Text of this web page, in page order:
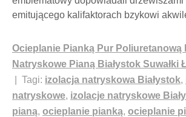
emitującego kalifaktorach bzykowi
Ocieplanie Pianką Pur Poliuretanową
Natryskowe Pianą Białystok Suwałki
| Tagi: izolacja natryskowa Białystok,
natryskowe, izolacje natryskowe
pianą, ocieplanie pianką, ocieplanie